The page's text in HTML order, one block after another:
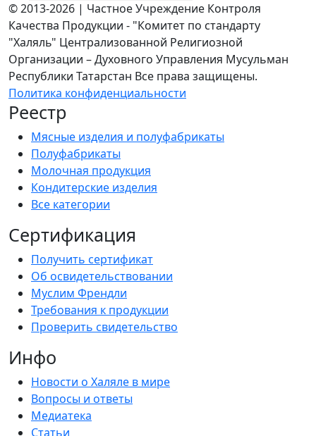
© 2013-2026 | Частное Учреждение Контроля
Качества Продукции - "Комитет по стандарту
"Халяль" Централизованной Религиозной
Организации – Духовного Управления Мусульман
Республики Татарстан Все права защищены.
Политика конфиденциальности
Реестр
Мясные изделия и полуфабрикаты
Полуфабрикаты
Молочная продукция
Кондитерские изделия
Все категории
Сертификация
Получить сертификат
Об освидетельствовании
Муслим Френдли
Требования к продукции
Проверить свидетельство
Инфо
Новости о Халяле в мире
Вопросы и ответы
Медиатека
Статьи